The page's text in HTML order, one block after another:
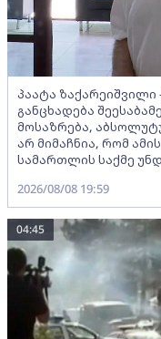
პაატა ზაქარეიშვილი
განცხადება
მოსაზრება,
არ მიმაჩნია, რომ
სამართლის საქმე
2026/08/08 19:59
04:45